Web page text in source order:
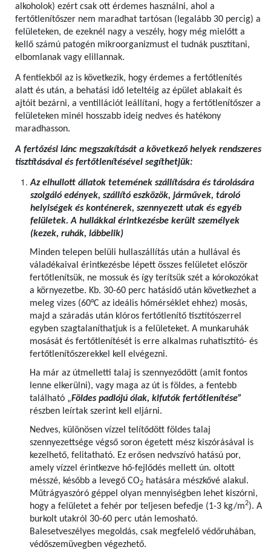
alkoholok) ezért csak ott érdemes használni, ahol a
fertőtlenítőszer nem maradhat tartósan (legalább 30 percig) a
felületeken, de ezeknél nagy a veszély, hogy még mielőtt a
kellő számú patogén mikroorganizmust el tudnák pusztítani,
elbomlanak vagy elillannak.
A fentiekből az is következik, hogy érdemes a fertőtlenítés
alatt és után, a behatási idő leteltéig az épület ablakait és
ajtóit bezárni, a ventillációt leállítani, hogy a fertőtlenítőszer a
felületeken minél hosszabb ideig nedves és hatékony
maradhasson.
A fertőzési lánc megszakítását a következő helyek rendszeres
tisztításával és fertőtlenítésével segíthetjük:
Az elhullott állatok tetemének szállítására és tárolására
szolgáló edények, szállító eszközök, járművek, tároló
helyiségek és konténerek, szennyezett utak és egyéb
felületek. A hullákkal érintkezésbe került személyek
(kezek, ruhák, lábbelik)
Minden telepen belüli hullaszállítás után a hullával és
váladékaival érintkezésbe lépett összes felületet először
fertőtlenítsük, ne mossuk és így terítsük szét a kórokozókat
a környezetbe. Kb. 30-60 perc hatásidő után következhet a
meleg vizes (60°C az ideális hőmérséklet ehhez) mosás,
majd a száradás után klóros fertőtlenítő tisztítószerrel
egyben szagtalaníthatjuk is a felületeket. A munkaruhák
mosását és fertőtlenítését is erre alkalmas ruhatisztító- és
fertőtlenítőszerekkel kell elvégezni.
Ha már az útmelletti talaj is szennyeződött (amit fontos
lenne elkerülni), vagy maga az út is földes, a fentebb
található „Földes padlójú ólak, kifutók fertőtlenítése”
részben leírtak szerint kell eljárni.
Nedves, különösen vízzel telítődött földes talaj
szennyezettsége végső soron égetett mész kiszórásával is
kezelhető, felitatható. Ez erősen nedvszívó hatású por,
amely vízzel érintkezve hő-fejlődés mellett ún. oltott
mésszé, később a levegő CO2 hatására mészkővé alakul.
Műtrágyaszóró géppel olyan mennyiségben lehet kiszórni,
hogy a felületet a fehér por teljesen befedje (1-3 kg/m2). A
burkolt utakról 30-60 perc után lemosható.
Balesetveszélyes megoldás, csak megfelelő védőruhában,
védőszemüvegben végezhető.